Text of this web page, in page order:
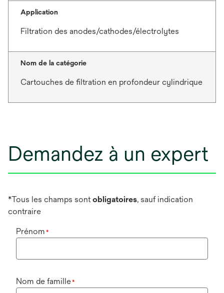
Application
Filtration des anodes/cathodes/électrolytes
Nom de la catégorie
Cartouches de filtration en profondeur cylindrique
Demandez à un expert
*Tous les champs sontobligatoires, sauf indication
contraire
Prénom *
Nom de famille*